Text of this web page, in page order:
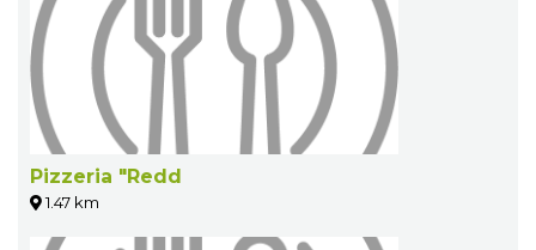
Pizzeria "Redd
1.47 km